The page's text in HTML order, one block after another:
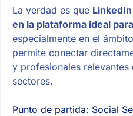
La verdad es que
en la plataforma ideal
especialmente en el
permite conectar
y profesionales relevantes
sectores.
Punto de partida: Social